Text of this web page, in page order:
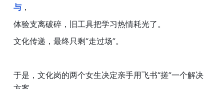
与 ，
体验支离破碎，旧工具把学习热情耗光了。
文化传递，最终只剩“走过场”。
于是，文化岗的两个女生决定亲手用飞书“搓”一个解决